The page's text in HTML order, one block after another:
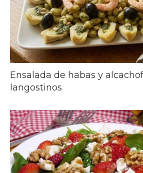
Ensalada de habas y
langostinos